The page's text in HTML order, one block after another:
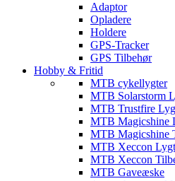
Adaptor
Opladere
Holdere
GPS-Tracker
GPS Tilbehør
Hobby & Fritid
MTB cykellygter
MTB Solarstorm
MTB Trustfire
MTB Magicshine
MTB Magicshine
MTB Xeccon
MTB Xeccon
MTB Gaveæske